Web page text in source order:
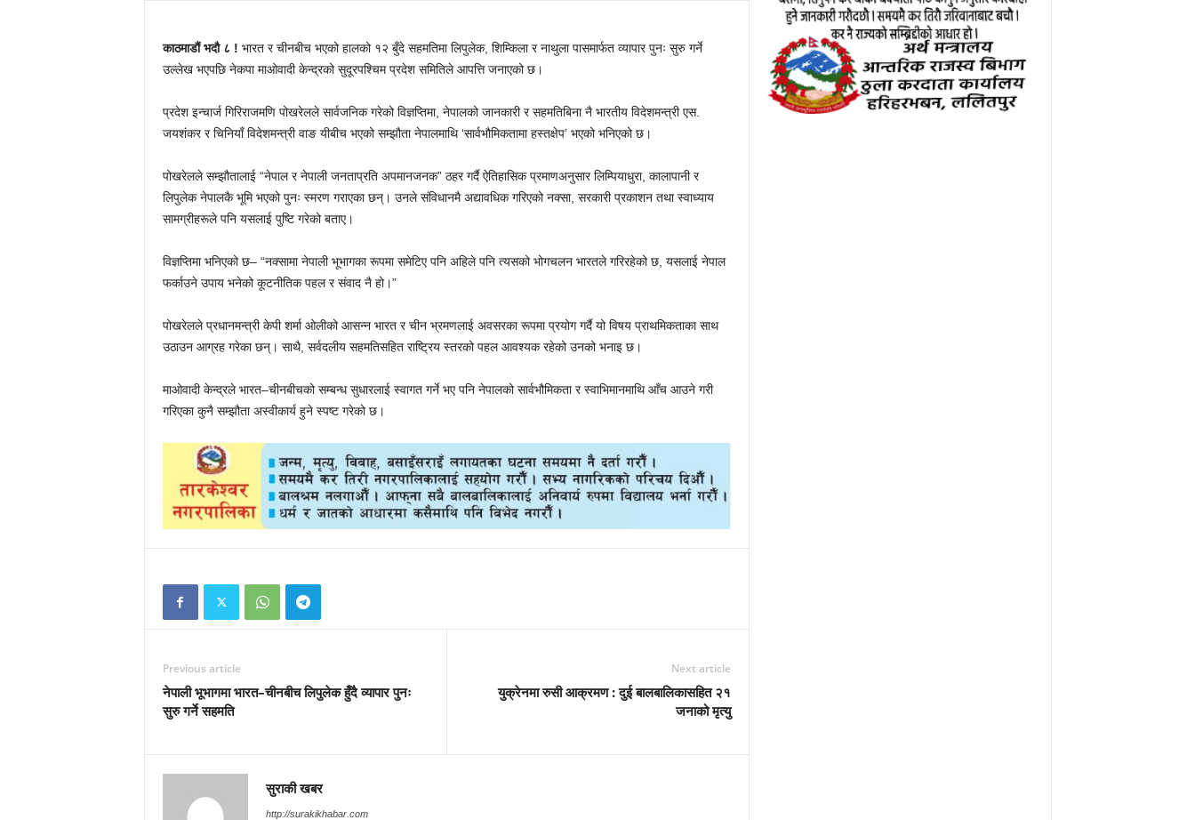
काठमाडौं भदौ ८ ! भारत र चीनबीच भएको हालको १२ बुँदे सहमतिमा लिपुलेक, शिम्किला र नाथुला पासमार्फत व्यापार पुनः सुरु गर्ने
उल्लेख भएपछि नेकपा माओवादी केन्द्रको सुदूरपश्चिम प्रदेश समितिले आपत्ति जनाएको छ।
प्रदेश इन्चार्ज गिरिराजमणि पोखरेलले सार्वजनिक गरेको विज्ञप्तिमा, नेपालको जानकारी र सहमतिबिना नै भारतीय विदेशमन्त्री एस.
जयशंकर र चिनियाँ विदेशमन्त्री वाङ यीबीच भएको सम्झौता नेपालमाथि ‘सार्वभौमिकतामा हस्तक्षेप’ भएको भनिएको छ।
पोखरेलले सम्झौतालाई “नेपाल र नेपाली जनताप्रति अपमानजनक” ठहर गर्दै ऐतिहासिक प्रमाणअनुसार लिम्पियाधुरा, कालापानी र
लिपुलेक नेपालकै भूमि भएको पुनः स्मरण गराएका छन्। उनले संविधानमै अद्यावधिक गरिएको नक्सा, सरकारी प्रकाशन तथा स्वाध्याय
सामग्रीहरूले पनि यसलाई पुष्टि गरेको बताए।
विज्ञप्तिमा भनिएको छ– “नक्सामा नेपाली भूभागका रूपमा समेटिए पनि अहिले पनि त्यसको भोगचलन भारतले गरिरहेको छ, यसलाई नेपाल
फर्काउने उपाय भनेको कूटनीतिक पहल र संवाद नै हो।”
पोखरेलले प्रधानमन्त्री केपी शर्मा ओलीको आसन्न भारत र चीन भ्रमणलाई अवसरका रूपमा प्रयोग गर्दै यो विषय प्राथमिकताका साथ
उठाउन आग्रह गरेका छन्। साथै, सर्वदलीय सहमतिसहित राष्ट्रिय स्तरको पहल आवश्यक रहेको उनको भनाइ छ।
माओवादी केन्द्रले भारत–चीनबीचको सम्बन्ध सुधारलाई स्वागत गर्ने भए पनि नेपालको सार्वभौमिकता र स्वाभिमानमाथि आँच आउने गरी
गरिएका कुनै सम्झौता अस्वीकार्य हुने स्पष्ट गरेको छ।
Previous article
नेपाली भूभागमा भारत–चीनबीच लिपुलेक हुँदै व्यापार पुनः
सुरु गर्ने सहमति
Next article
युक्रेनमा रुसी आक्रमण : दुई बालबालिकासहित २१
जनाको मृत्यु
सुराकी खबर
http://surakikhabar.com